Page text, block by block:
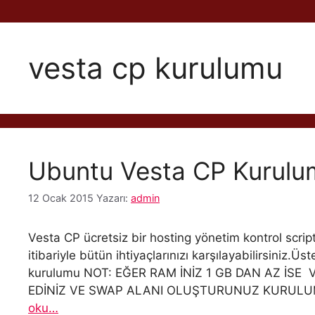
vesta cp kurulumu
Ubuntu Vesta CP
12 Ocak 2015 Yazarı: admin
Vesta CP ücretsiz bir hosting yönetim kontrol
itibariyle bütün ihtiyaçlarınızı
kurulumu NOT: EĞER RAM İNİZ 1 GB DAN AZ İSE
EDİNİZ VE SWAP ALANI OLUŞTURUNUZ
oku…